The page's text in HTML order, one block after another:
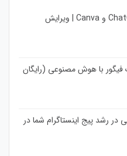
آموزش ساخت عکس لایه باز با ChatGPT و Canva | ویرایش
با هوش مصنوعی (رایگان
در رشد پیج اینستاگرام شما در